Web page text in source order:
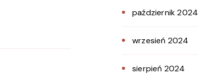
październik 2024
wrzesień 2024
sierpień 2024